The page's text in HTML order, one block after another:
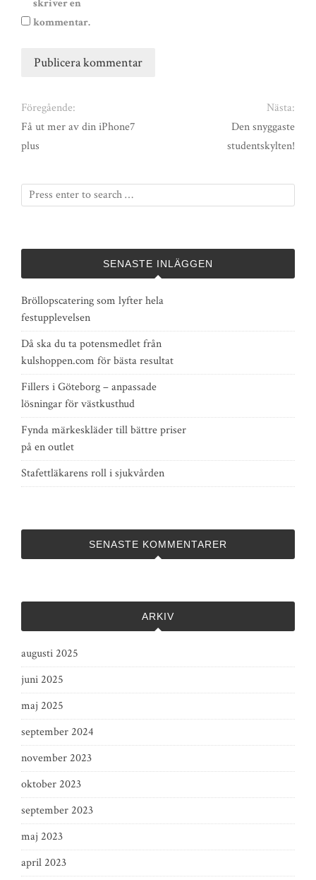
skriver en
kommentar.
Föregående:
Få ut mer av din iPhone7
plus
Nästa:
Den snyggaste
studentskylten!
SENASTE INLÄGGEN
Bröllopscatering som lyfter hela
festupplevelsen
Då ska du ta potensmedlet från
kulshoppen.com för bästa resultat
Fillers i Göteborg – anpassade
lösningar för västkusthud
Fynda märkeskläder till bättre priser
på en outlet
Stafettläkarens roll i sjukvården
SENASTE KOMMENTARER
ARKIV
augusti 2025
juni 2025
maj 2025
september 2024
november 2023
oktober 2023
september 2023
maj 2023
april 2023